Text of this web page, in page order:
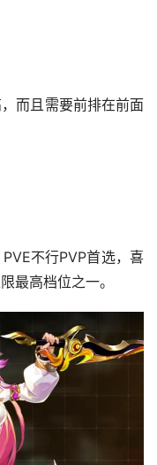
而且需要前排在前面
不行PVP首选，喜
最高档位之一。